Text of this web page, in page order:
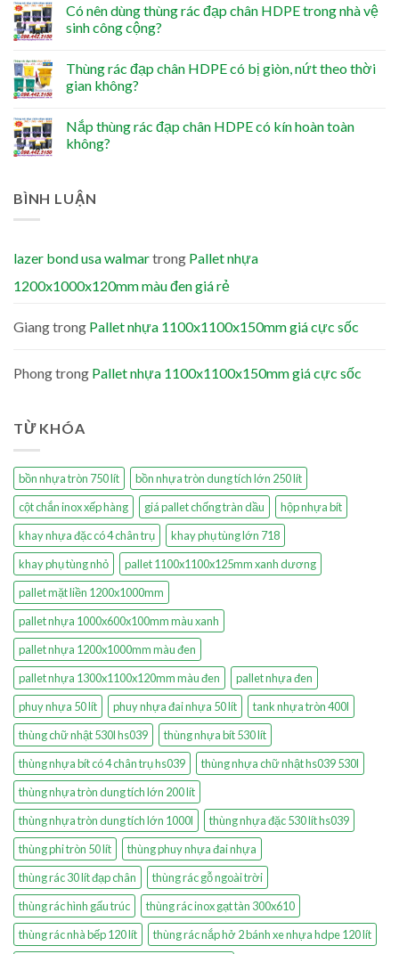
Có nên dùng thùng rác đạp chân HDPE trong nhà vệ
sinh công cộng?
Thùng rác đạp chân HDPE có bị giòn, nứt theo thời
gian không?
Nắp thùng rác đạp chân HDPE có kín hoàn toàn
không?
BÌNH LUẬN
lazer bond usa walmartrong Pallet nhựa
1200x1000x120mm màu đen giá rẻ
Giangtrong Pallet nhựa 1100x1100x150mm giá cực sốc
Phongtrong Pallet nhựa 1100x1100x150mm giá cực sốc
TỪ KHÓA
bồn nhựa tròn 750 lít
bồn nhựa tròn dung tích lớn 250 lít
cột chắn inox xếp hàng
giá pallet chống tràn dầu
hộp nhựa bít
khay nhựa đặc có 4 chân trụ
khay phụ tùng lớn 718
khay phụ tùng nhỏ
pallet 1100x1100x125mm xanh dương
pallet mặt liền 1200x1000mm
pallet nhựa 1000x600x100mm màu xanh
pallet nhựa 1200x1000mm màu đen
pallet nhựa 1300x1100x120mm màu đen
pallet nhựa đen
phuy nhựa 50 lít
phuy nhựa đai nhựa 50 lít
tank nhựa tròn 400l
thùng chữ nhật 530l hs039
thùng nhựa bít 530 lít
thùng nhựa bít có 4 chân trụ hs039
thùng nhựa chữ nhật hs039 530l
thùng nhựa tròn dung tích lớn 200 lít
thùng nhựa tròn dung tích lớn 1000l
thùng nhựa đặc 530 lít hs039
thùng phi tròn 50 lít
thùng phuy nhựa đai nhựa
thùng rác 30 lít đạp chân
thùng rác gỗ ngoài trời
thùng rác hình gấu trúc
thùng rác inox gạt tàn 300x610
thùng rác nhà bếp 120 lít
thùng rác nắp hở 2 bánh xe nhựa hdpe 120 lít